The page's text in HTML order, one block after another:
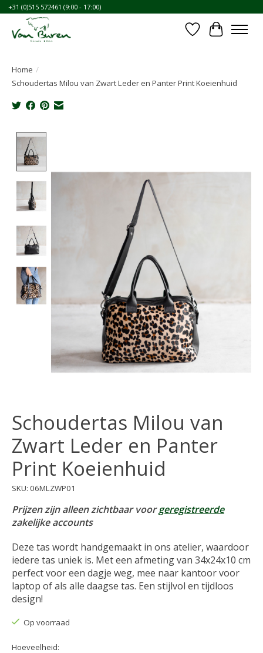
+31 (0)515 572461 (9:00 - 17:00)
Verlanglijst
Home /
Schoudertas Milou van Zwart Leder en Panter Print Koeienhuid
Schoudertas Milou van
Zwart Leder en Panter
Print Koeienhuid
SKU: 06MLZWP01
Prijzen zijn alleen zichtbaar voorgeregistreerde
zakelijke accounts
Deze tas wordt handgemaakt in ons atelier, waardoor
iedere tas uniek is. Met een afmeting van 34x24x10 cm
perfect voor een dagje weg, mee naar kantoor voor
laptop of als alle daagse tas. Een stijlvol en tijdloos
design!
Op voorraad
Hoeveelheid: